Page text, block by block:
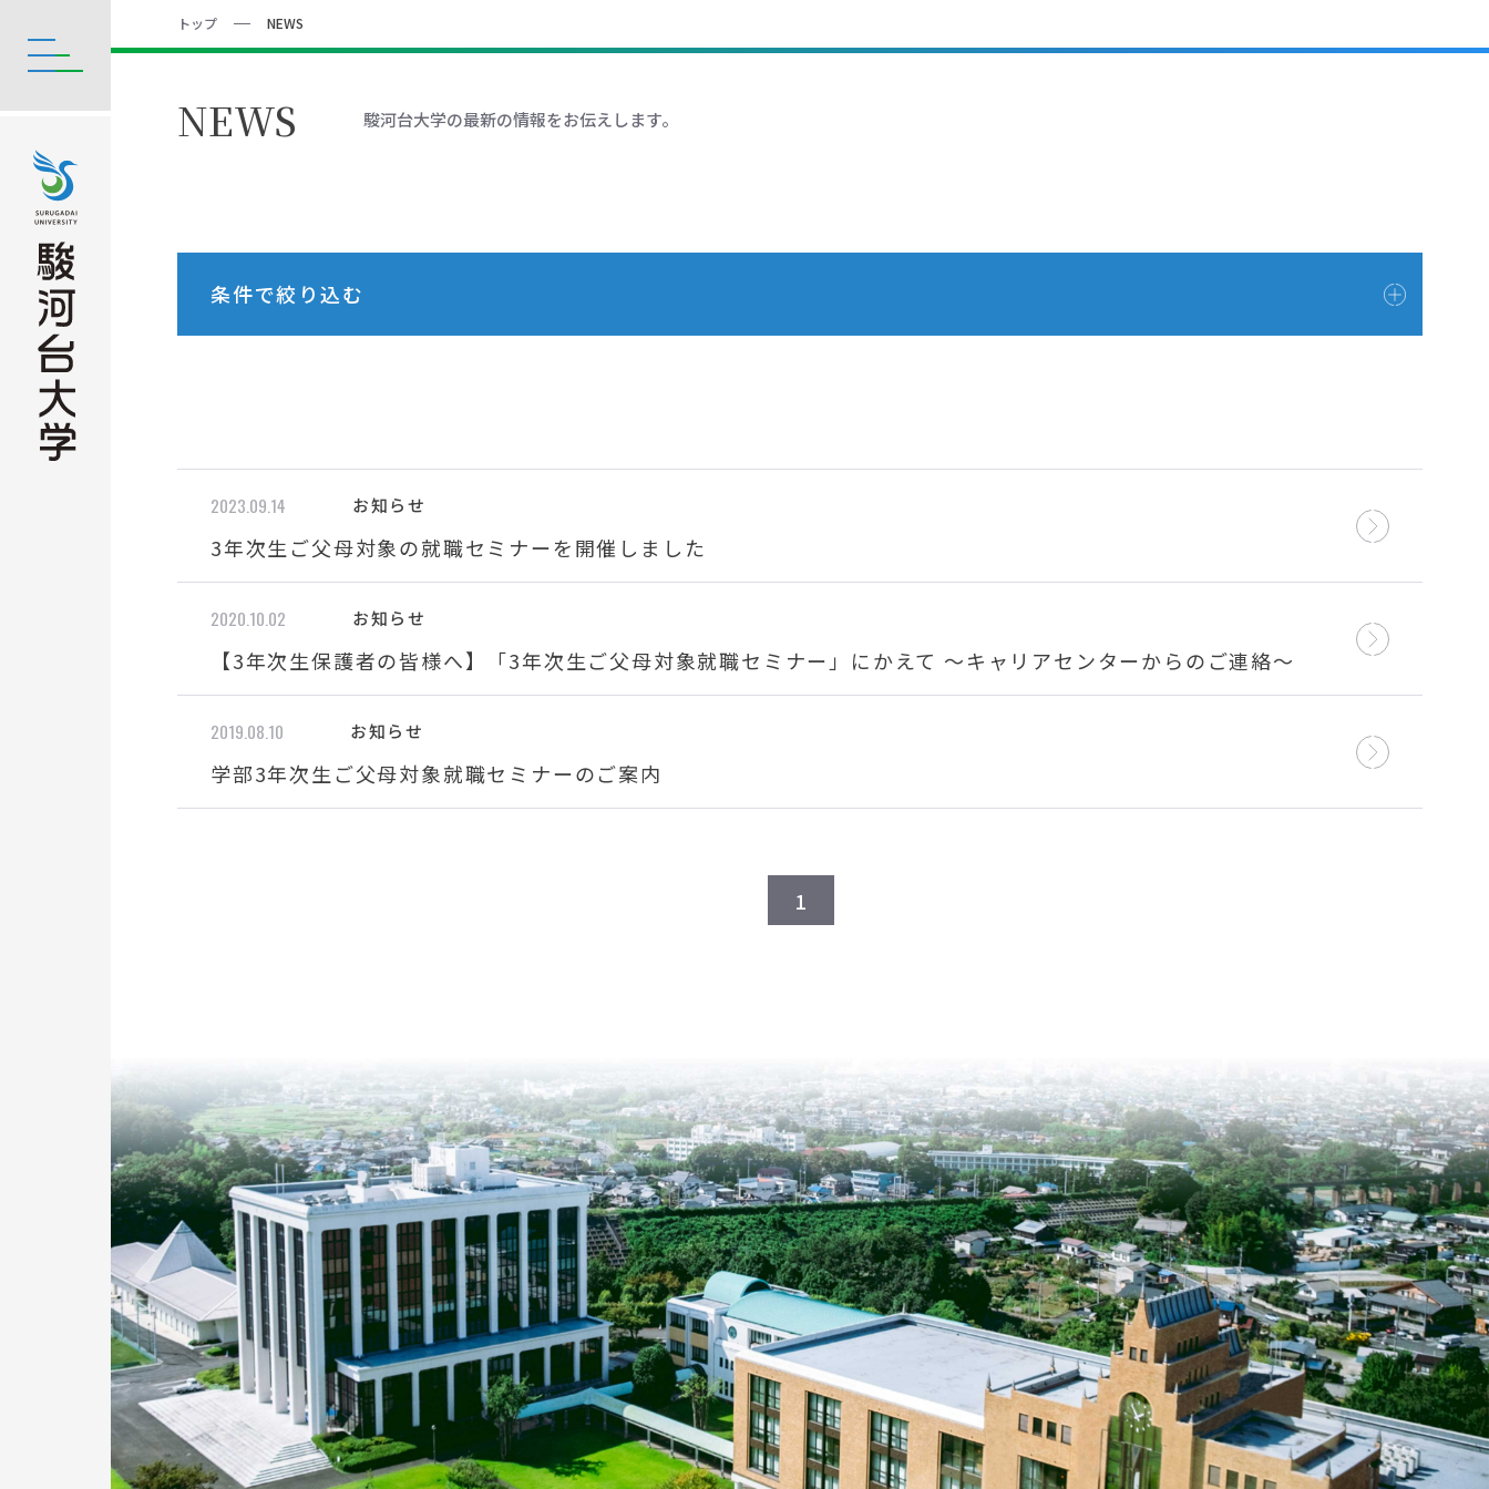
トップ NEWS
NEWS 駿河台大学の最新の情報をお伝えします。
条件で絞り込む
2023.09.14 お知らせ
3年次生ご父母対象の就職セミナーを開催しました
2020.10.02 お知らせ
【3年次生保護者の皆様へ】「3年次生ご父母対象就職セミナー」にかえて ～キャリアセンターからのご連絡～
2019.08.10 お知らせ
学部3年次生ご父母対象就職セミナーのご案内
1